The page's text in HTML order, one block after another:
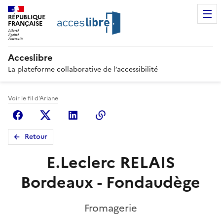
RÉPUBLIQUE
FRANÇAISE
Acceslibre
La plateforme collaborative de l’accessibilité
Voir le fil d'Ariane
FacebookX (anciennement Twitter)
Linkedin
Retour
E.Leclerc RELAIS
Bordeaux - Fondaudège
Fromagerie